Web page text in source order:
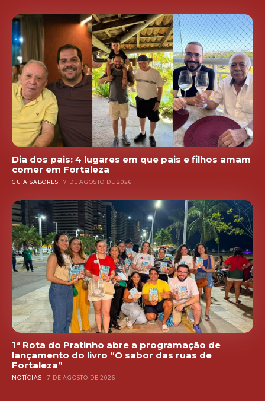
Dia dos pais: 4 lugares em que pais e filhos amam
comer em Fortaleza
GUIA SABORES 7 DE AGOSTO DE 2026
1ª Rota do Pratinho abre a programação de
lançamento do livro “O sabor das ruas de
Fortaleza”
NOTÍCIAS 7 DE AGOSTO DE 2026